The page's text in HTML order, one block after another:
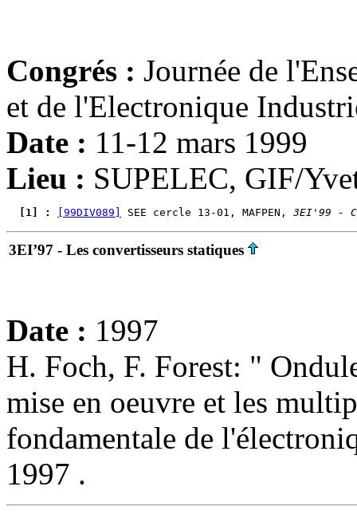
Congrés : Journée de
et de l'Electronique
Date : 11-12 mars 1999
Lieu : SUPELEC, GIF/
  [1] :
[99DIV089] SEE cercle 13-01, MAFPEN, 3EI'99 -
3EI’97 - Les convertisseurs statiques
Date : 1997
H. Foch, F. Forest: "
mise en oeuvre et les
fondamentale de
1997 .